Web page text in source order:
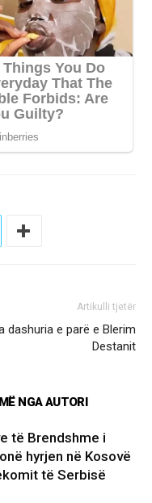
Artikulli tjetër
dashuria e parë e Blerim
Destanit
NGA AUTORI
të Brendshme i
hyrjen në Kosovë
të Serbisë